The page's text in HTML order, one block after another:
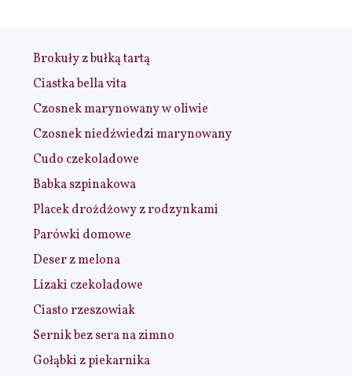
Brokuły z bułką tartą
Ciastka bella vita
Czosnek marynowany w oliwie
Czosnek niedźwiedzi marynowany
Cudo czekoladowe
Babka szpinakowa
Placek drożdżowy z rodzynkami
Parówki domowe
Deser z melona
Lizaki czekoladowe
Ciasto rzeszowiak
Sernik bez sera na zimno
Gołąbki z piekarnika